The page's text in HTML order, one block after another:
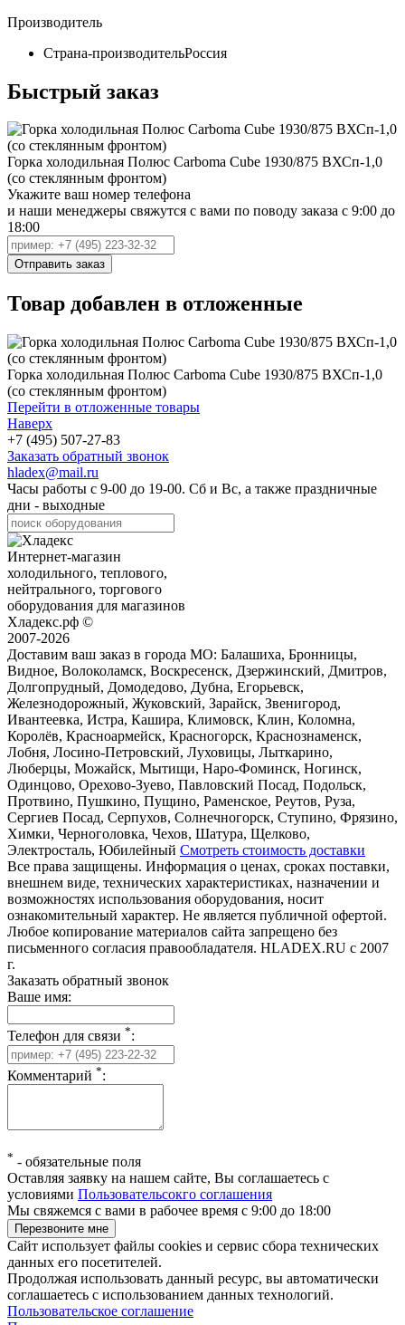
Производитель
Страна-производительРоссия
Быстрый заказ
Горка холодильная Полюс Carboma Cube 1930/875 ВХСп-1,0
(со стеклянным фронтом)
Укажите ваш номер телефона
и наши менеджеры свяжутся с вами по поводу заказа с 9:00 до
18:00
Товар добавлен в отложенные
Горка холодильная Полюс Carboma Cube 1930/875 ВХСп-1,0
(со стеклянным фронтом)
Перейти в отложенные товары
Наверх
+7 (495) 507-27-83
Заказать обратный звонок
hladex@mail.ru
Часы работы с 9-00 до 19-00. Сб и Вс, а также праздничные
дни - выходные
Интернет-магазин
холодильного, теплового,
нейтрального, торгового
оборудования для магазинов
Хладекс.рф ©
2007-2026
Доставим ваш заказ в города МО: Балашиха, Бронницы,
Видное, Волоколамск, Воскресенск, Дзержинский, Дмитров,
Долгопрудный, Домодедово, Дубна, Егорьевск,
Железнодорожный, Жуковский, Зарайск, Звенигород,
Ивантеевка, Истра, Кашира, Климовск, Клин, Коломна,
Королёв, Красноармейск, Красногорск, Краснознаменск,
Лобня, Лосино-Петровский, Луховицы, Лыткарино,
Люберцы, Можайск, Мытищи, Наро-Фоминск, Ногинск,
Одинцово, Орехово-Зуево, Павловский Посад, Подольск,
Протвино, Пушкино, Пущино, Раменское, Реутов, Руза,
Сергиев Посад, Серпухов, Солнечногорск, Ступино, Фрязино,
Химки, Черноголовка, Чехов, Шатура, Щелково,
Электросталь, Юбилейный Смотреть стоимость доставки
Все права защищены. Информация о ценах, сроках поставки,
внешнем виде, технических характеристиках, назначении и
возможностях использования оборудования, носит
ознакомительный характер. Не является публичной офертой.
Любое копирование материалов сайта запрещено без
письменного согласия правообладателя. HLADEX.RU c 2007
г.
Заказать обратный звонок
Ваше имя:
Телефон для связи *:
Комментарий *:
* - обязательные поля
Оставляя заявку на нашем сайте, Вы соглашаетесь с
условиями Пользовательсокго соглашения
Мы свяжемся с вами в рабочее время с 9:00 до 18:00
Сайт использует файлы cookies и сервис сбора технических
данных его посетителей.
Продолжая использовать данный ресурс, вы автоматически
соглашаетесь с использованием данных технологий.
Пользовательское соглашение